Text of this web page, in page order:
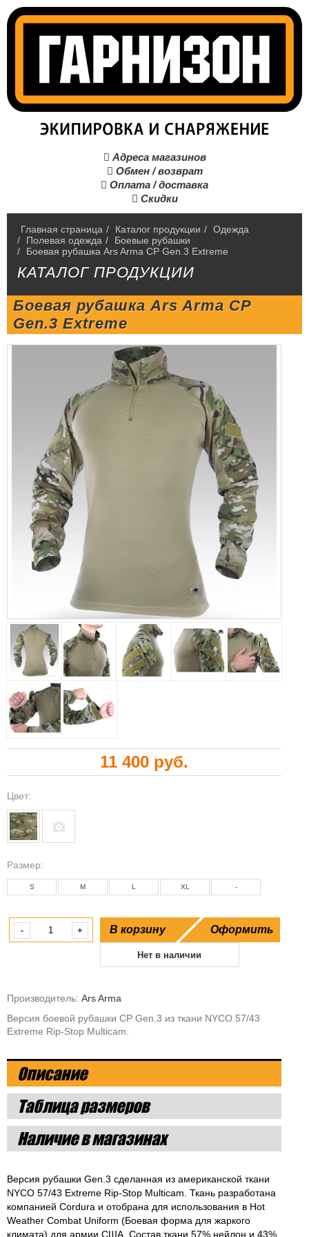
 Адреса магазинов
 Обмен / возврат
 Оплата / доставка
 Скидки
Главная страница / Каталог продукции / Одежда
/
Полевая одежда /
Боевые рубашки
/
Боевая рубашка Ars Arma CP Gen.3 Extreme
КАТАЛОГ ПРОДУКЦИИ
Боевая рубашка Ars Arma CP
Gen.3 Extreme
11 400 руб.
Цвет:
Размeр:
S M L XL -
- + В корзину Оформить
Нет в наличии
Производитель: Ars Arma
Версия боевой рубашки CP Gen.3 из ткани NYCO 57/43
Extreme Rip-Stop Multicam.
Описание
Таблица размеров
Наличие в магазинах
Версия рубашки Gen.3 сделанная из американской ткани
NYCO 57/43 Extreme Rip-Stop Multicam. Ткань разработана
компанией Cordura и отобрана для использования в Hot
Weather Combat Uniform (Боевая форма для жаркого
климата) для армии США. Состав ткани 57% нейлон и 43%